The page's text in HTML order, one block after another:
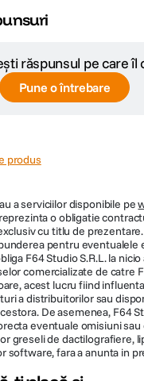
răspunsul pe care îl
Pune o întrebare
produs
a serviciilor disponibile pe
o obligatie
cu titlu de
pentru eventualele
F64 Studio S.R.L. la
comercializate de catre
acest lucru fiind
a distribuitorilor sau
De asemenea, F64
eventuale omisiuni sau
greseli de dactilografiere,
software, fara a anunta in